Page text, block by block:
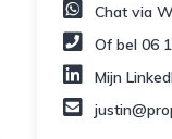
Chat via
Of bel 06
Mijn